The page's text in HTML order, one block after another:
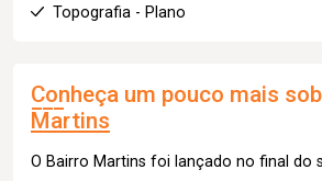
Topografia - Plano
Conheça um pouco mais
Martins
O Bairro Martins foi lançado no final do